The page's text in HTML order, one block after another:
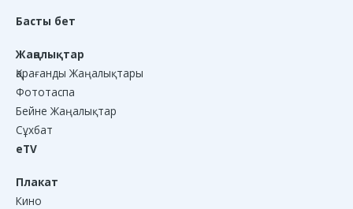
Басты бет
Жаңалықтар
Қарағанды Жаңалықтары
Фототаспа
Бейне Жаңалықтар
Сұхбат
eTV
Плакат
Кино